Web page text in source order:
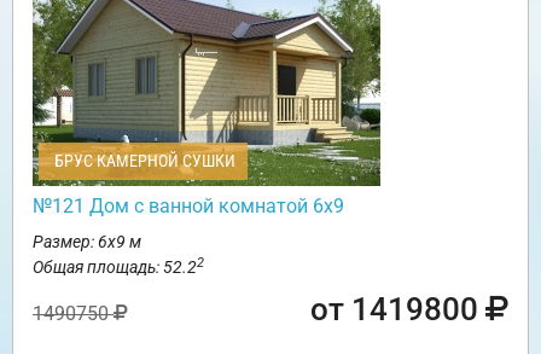
БРУС КАМЕРНОЙ СУШКИ
№121 Дом с ванной комнатой 6х9
Размер: 6х9 м
Общая площадь: 52.22
1490750 от 1419800